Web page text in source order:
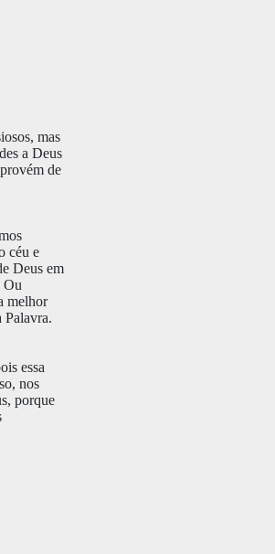
mas
a Deus
de
céu e
Deus em
Ou
melhor
Palavra.
essa
nos
porque